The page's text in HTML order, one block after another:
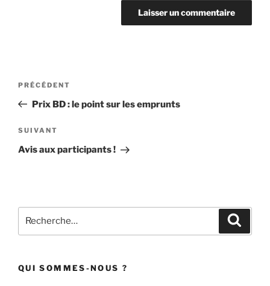
Navigation
l’article
Article
précédent
PRÉCÉDENT
Prix BD : le point sur les emprunts
Article
suivant
SUIVANT
Avis aux participants !
pour
QUI SOMMES-NOUS ?